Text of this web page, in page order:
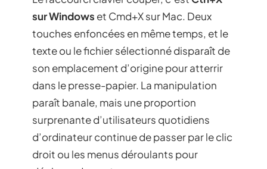
sur Windows et Cmd+X sur Mac. Deux
touches enfoncées en même temps, et le
texte ou le fichier sélectionné disparaît de
son emplacement d’origine pour atterrir
dans le presse-papier. La manipulation
paraît banale, mais une proportion
surprenante d’utilisateurs quotidiens
d’ordinateur continue de passer par le clic
droit ou les menus déroulants pour